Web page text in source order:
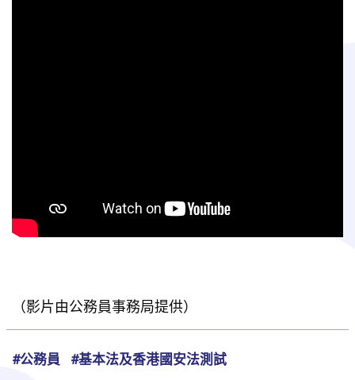
（影片由公務員事務局提供）
#公務員 #基本法及香港國安法測試